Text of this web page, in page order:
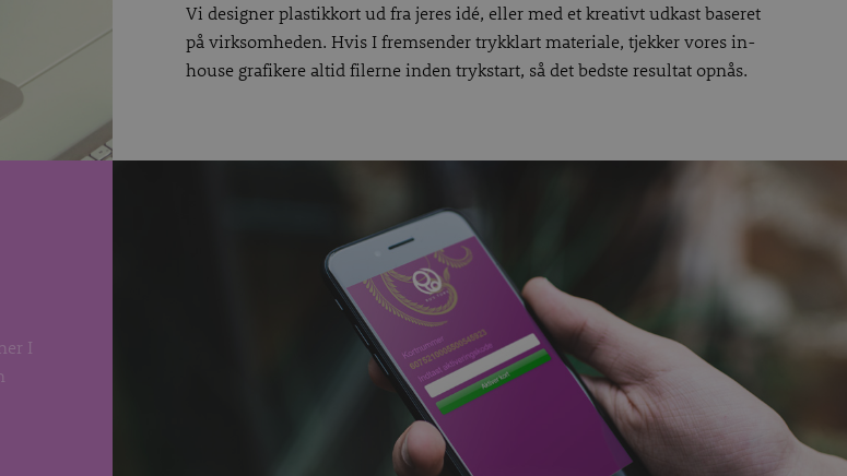
Vi designer plastikkort ud fra jeres idé, eller med et kreativt udkast baseret
på virksomheden. Hvis I fremsender trykklart materiale, tjekker vores in-
house grafikere altid filerne inden trykstart, så det bedste resultat opnås.
I